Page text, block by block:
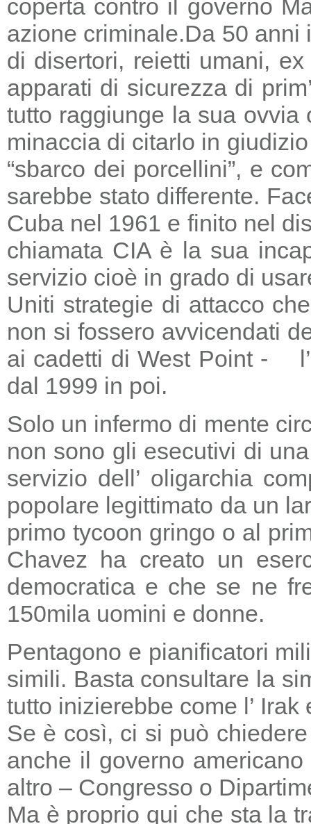
coperta contro il governo
azione criminale.Da 50 anni
di disertori, reietti umani,
apparati di sicurezza di
tutto raggiunge la sua
minaccia di citarlo in
“sbarco dei porcellini”, e
sarebbe stato differente.
Cuba nel 1961 e finito nel
chiamata CIA è la sua
servizio cioè in grado di
Uniti strategie di attacco
non si fossero avvicendati
ai cadetti di West Point - l’
dal 1999 in poi.
Solo un infermo di mente
non sono gli esecutivi di
servizio dell’ oligarchia
popolare legittimato da un
primo tycoon gringo o al
Chavez ha creato un
democratica e che se ne
150mila uomini e donne.
Pentagono e pianificatori
simili. Basta consultare la
tutto inizierebbe come l’
Se è così, ci si può
anche il governo
altro – Congresso o
Ma è proprio qui che sta la